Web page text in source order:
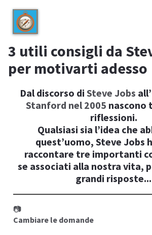
3 utili consigli da
per motivarti adesso
Dal discorso di Steve Jobs all’
Stanford nel 2005 nascono
riflessioni.
Qualsiasi sia l’idea che
quest’uomo, Steve Jobs
raccontare tre importanti
se associati alla nostra vita,
grandi risposte...
📷
Cambiare le domande